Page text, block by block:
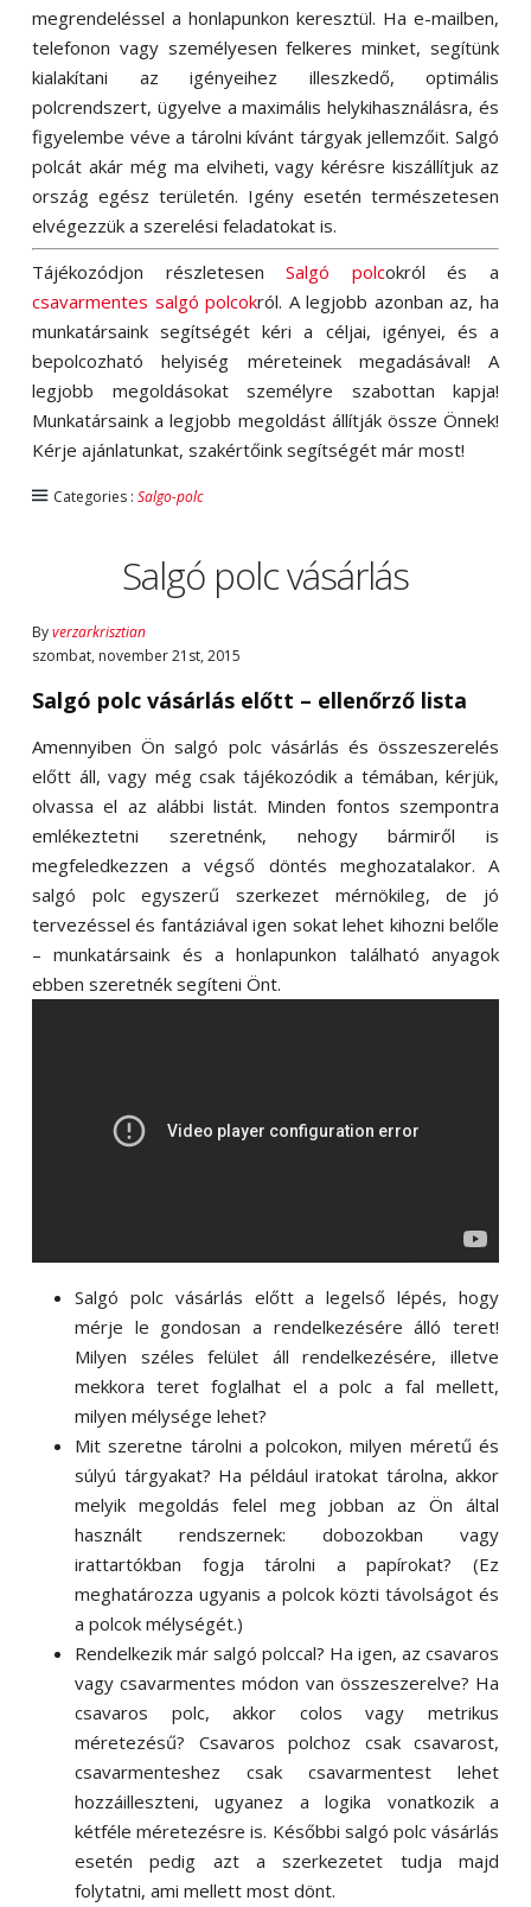
megrendeléssel a honlapunkon keresztül. Ha e-mailben,
telefonon vagy személyesen felkeres minket, segítünk
kialakítani az igényeihez illeszkedő, optimális
polcrendszert, ügyelve a maximális helykihasználásra, és
figyelembe véve a tárolni kívánt tárgyak jellemzőit. Salgó
polcát akár még ma elviheti, vagy kérésre kiszállítjuk az
ország egész területén. Igény esetén természetesen
elvégezzük a szerelési feladatokat is.
Tájékozódjon részletesenSalgó polcokról és a
csavarmentes salgó polcokról. A legjobb azonban az, ha
munkatársaink segítségét kéri a céljai, igényei, és a
bepolcozható helyiség méreteinek megadásával! A
legjobb megoldásokat személyre szabottan kapja!
Munkatársaink a legjobb megoldást állítják össze Önnek!
Kérje ajánlatunkat, szakértőink segítségét már most!
Categories : Salgo-polc
Salgó polc vásárlás
Byverzarkrisztian
szombat, november21 st, 2015
Salgó polc vásárlás előtt – ellenőrző lista
Amennyiben Ön salgó polc vásárlás és összeszerelés
előtt áll, vagy még csak tájékozódik a témában, kérjük,
olvassa el az alábbi listát. Minden fontos szempontra
emlékeztetni szeretnénk, nehogy bármiről is
megfeledkezzen a végső döntés meghozatalakor. A
salgó polc egyszerű szerkezet mérnökileg, de jó
tervezéssel és fantáziával igen sokat lehet kihozni belőle
– munkatársaink és a honlapunkon található anyagok
ebben szeretnék segíteni Önt.
Salgó polc vásárlás előtt a legelső lépés, hogy
mérje le gondosan a rendelkezésére álló teret!
Milyen széles felület áll rendelkezésére, illetve
mekkora teret foglalhat el a polc a fal mellett,
milyen mélysége lehet?
Mit szeretne tárolni a polcokon, milyen méretű és
súlyú tárgyakat? Ha például iratokat tárolna, akkor
melyik megoldás felel meg jobban az Ön által
használt rendszernek: dobozokban vagy
irattartókban fogja tárolni a papírokat? (Ez
meghatározza ugyanis a polcok közti távolságot és
a polcok mélységét.)
Rendelkezik már salgó polccal? Ha igen, az csavaros
vagy csavarmentes módon van összeszerelve? Ha
csavaros polc, akkor colos vagy metrikus
méretezésű? Csavaros polchoz csak csavarost,
csavarmenteshez csak csavarmentest lehet
hozzáilleszteni, ugyanez a logika vonatkozik a
kétféle méretezésre is. Későbbi salgó polc vásárlás
esetén pedig azt a szerkezetet tudja majd
folytatni, ami mellett most dönt.